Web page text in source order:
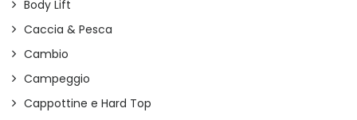
Body Lift
Caccia & Pesca
Cambio
Campeggio
Cappottine e Hard Top